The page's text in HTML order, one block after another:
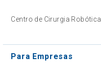
Centro de Cirurgia Robótica
Para Empresas